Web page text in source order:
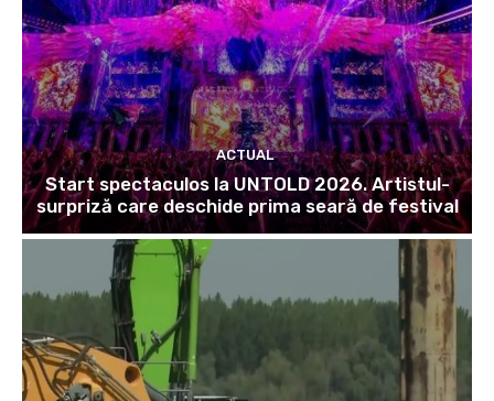
ACTUAL
Start spectaculos la UNTOLD 2026. Artistul-
surpriză care deschide prima seară de festival